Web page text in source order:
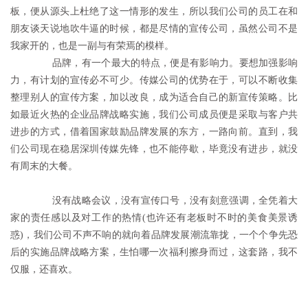
板，便从源头上杜绝了这一情形的发生，所以我们公司的员工在和
朋友谈天说地吹牛逼的时候，都是尽情的宣传公司，虽然公司不是
我家开的，也是一副与有荣焉的模样。
力，有计划的宣传必不可少。传媒公司的优势在于，可以不断收集
整理别人的宣传方案，加以改良，成为适合自己的新宣传策略。比
如最近火热的企业品牌战略实施，我们公司成员便是采取与客户共
进步的方式，借着国家鼓励品牌发展的东方，一路向前。直到，我
们公司现在稳居深圳传媒先锋，也不能停歇，毕竟没有进步，就没
有周末的大餐。
家的责任感以及对工作的热情(也许还有老板时不时的美食美景诱
惑)，我们公司不声不响的就向着品牌发展潮流靠拢，一个个争先恐
后的实施品牌战略方案，生怕哪一次福利擦身而过，这套路，我不
仅服，还喜欢。